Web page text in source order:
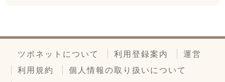
ツボネットについて 利用登録案内
運営
利用規約
個人情報の取り扱いについて